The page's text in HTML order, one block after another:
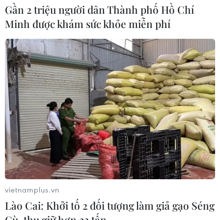
CƠ QUAN CHỦ QUẢN: THÔNG TẤN XÃ VIỆT NAM
Tổng Biên tập: TRẦN TIẾN DUẨN
Phó Tổng Biên tập: NGUYỄN THỊ TÁM, KHÚC THANH
THỦY
Sở hữu trí tuệ
Quy định sử dụng
RSS
Hỗ trợ
Ngôn ngữ
TTXVN
Dịch vụ tin
Quảng cáo
Liên hệ
Gần 2 triệu người dân Thành phố Hồ Chí
Minh được khám sức khỏe miễn phí
vietnamplus.vn
Lào Cai: Khởi tố 2 đối tượng làm giả gạo Séng